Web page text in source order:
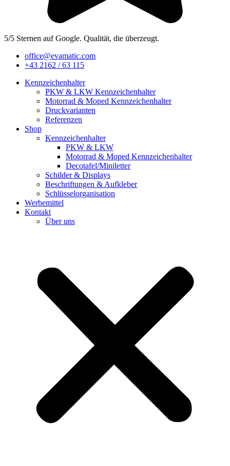
5/5 Sternen auf Google. Qualität, die überzeugt.
office@evamatic.com
+43 2162 / 63 115
Kennzeichenhalter
PKW & LKW Kennzeichenhalter
Motorrad & Moped Kennzeichenhalter
Druckvarianten
Referenzen
Shop
Kennzeichenhalter
PKW & LKW
Motorrad & Moped Kennzeichenhalter
Decotafel/Miniletter
Schilder & Displays
Beschriftungen & Aufkleber
Schlüsselorganisation
Werbemittel
Kontakt
Über uns